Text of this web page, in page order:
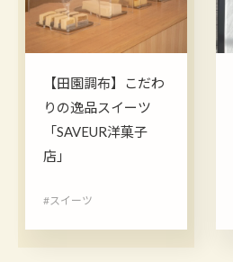
【田園調布】こだわ
りの逸品スイーツ
「SAVEUR洋菓子
店」
#スイーツ